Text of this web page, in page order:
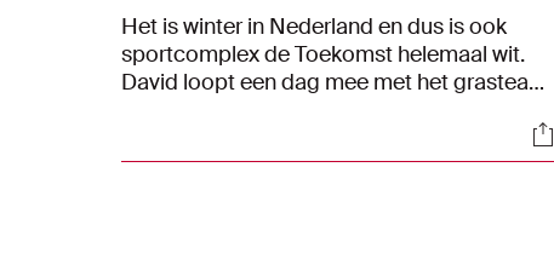
Het is winter in Nederland en dus is ook
sportcomplex de Toekomst helemaal wit.
David loopt een dag mee met het grasteam